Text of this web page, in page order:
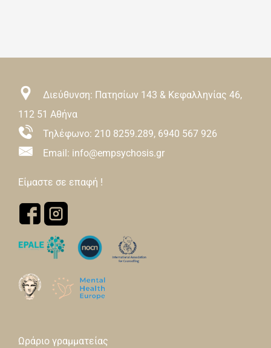
Διεύθυνση: Πατησίων 143 & Κεφαλληνίας 46,
112 51 Αθήνα
Τηλέφωνο: 210 8259.289, 6940 567 926
Email: info@empsychosis.gr
Είμαστε σε επαφή !
Ωράριο γραμματείας